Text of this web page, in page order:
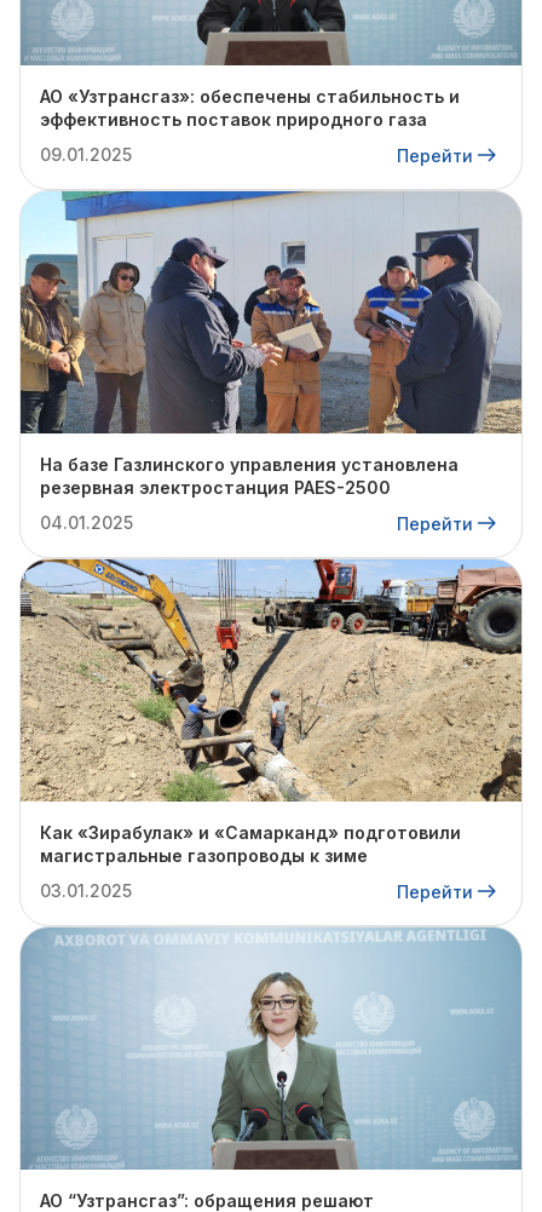
АО «Узтрансгаз»: обеспечены стабильность и
эффективность поставок природного газа
09.01.2025
Перейти
На базе Газлинского управления установлена
резервная электростанция PAES-2500
04.01.2025
Перейти
Как «Зирабулак» и «Самарканд» подготовили
магистральные газопроводы к зиме
03.01.2025
Перейти
АО “Узтрансгаз”: обращения решают